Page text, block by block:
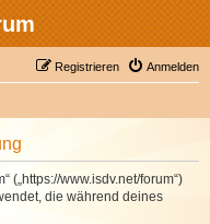
Anmelden
Registrieren
(„https://www.isdv.net/forum“)
die während deines